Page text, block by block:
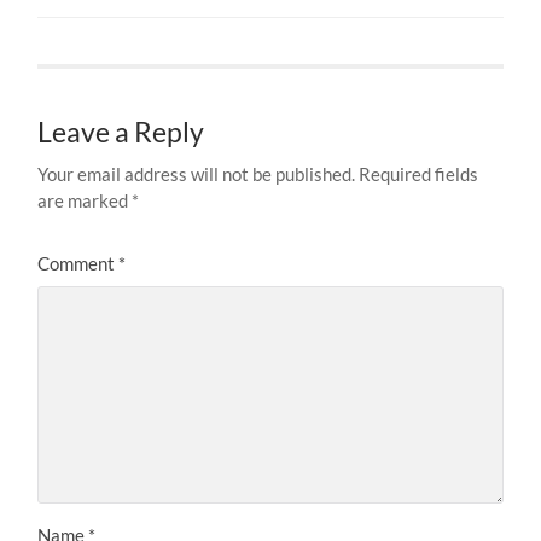
Leave a Reply
Your email address will not be published. Required fields
are marked *
Comment *
Name *